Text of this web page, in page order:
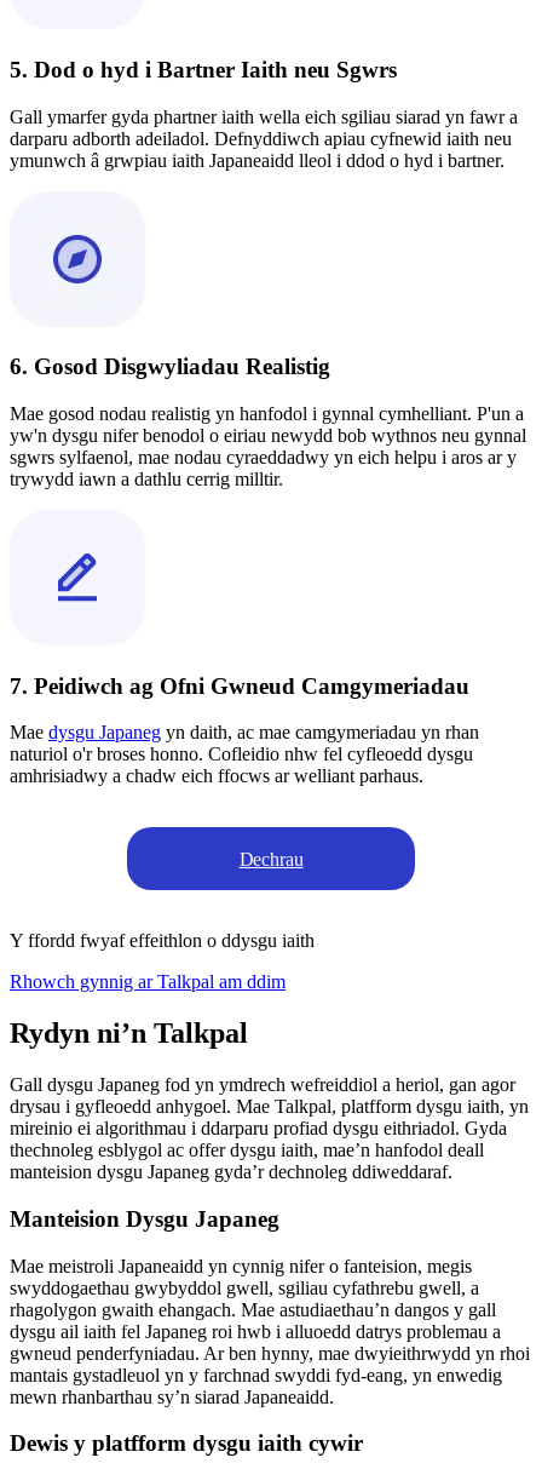
5. Dod o hyd i Bartner Iaith neu Sgwrs
Gall ymarfer gyda phartner iaith wella eich sgiliau siarad yn fawr a
darparu adborth adeiladol. Defnyddiwch apiau cyfnewid iaith neu
ymunwch â grwpiau iaith Japaneaidd lleol i ddod o hyd i bartner.
6. Gosod Disgwyliadau Realistig
Mae gosod nodau realistig yn hanfodol i gynnal cymhelliant. P'un a
yw'n dysgu nifer benodol o eiriau newydd bob wythnos neu gynnal
sgwrs sylfaenol, mae nodau cyraeddadwy yn eich helpu i aros ar y
trywydd iawn a dathlu cerrig milltir.
7. Peidiwch ag Ofni Gwneud Camgymeriadau
Mae dysgu Japaneg yn daith, ac mae camgymeriadau yn rhan
naturiol o'r broses honno. Cofleidio nhw fel cyfleoedd dysgu
amhrisiadwy a chadw eich ffocws ar welliant parhaus.
Dechrau
Y ffordd fwyaf effeithlon o ddysgu iaith
Rhowch gynnig ar Talkpal am ddim
Rydyn ni’n Talkpal
Gall dysgu Japaneg fod yn ymdrech wefreiddiol a heriol, gan agor
drysau i gyfleoedd anhygoel. Mae Talkpal, platfform dysgu iaith, yn
mireinio ei algorithmau i ddarparu profiad dysgu eithriadol. Gyda
thechnoleg esblygol ac offer dysgu iaith, mae’n hanfodol deall
manteision dysgu Japaneg gyda’r dechnoleg ddiweddaraf.
Manteision Dysgu Japaneg
Mae meistroli Japaneaidd yn cynnig nifer o fanteision, megis
swyddogaethau gwybyddol gwell, sgiliau cyfathrebu gwell, a
rhagolygon gwaith ehangach. Mae astudiaethau’n dangos y gall
dysgu ail iaith fel Japaneg roi hwb i alluoedd datrys problemau a
gwneud penderfyniadau. Ar ben hynny, mae dwyieithrwydd yn rhoi
mantais gystadleuol yn y farchnad swyddi fyd-eang, yn enwedig
mewn rhanbarthau sy’n siarad Japaneaidd.
Dewis y platfform dysgu iaith cywir